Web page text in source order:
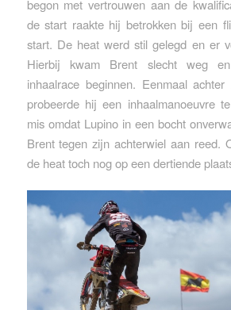
begon met vertrouwen aan de
de start raakte hij betrokken bij een
start. De heat werd stil gelegd en er
Hierbij kwam Brent slecht weg
inhaalrace beginnen. Eenmaal
probeerde hij een inhaalmanoeuvre
mis omdat Lupino in een bocht
Brent tegen zijn achterwiel aan reed.
de heat toch nog op een dertiende